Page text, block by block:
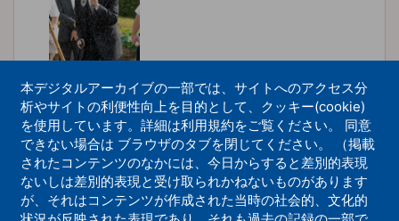
学林創設60周年記念式典ならびに学林合同入林
式 庭野日鑛2代会長 法話
写真
本デジタルアーカイブの一部では、サイトへのアクセス分
析やサイトの利便性向上を目的として、クッキー(cookie)
を使用しています。詳細は利用規約をご覧ください。 同意
できない場合は ブラウザのタブを閉じてください。 （掲載
されたコンテンツのなかには、今日からすると差別的表現
ないしは差別的表現と受け取られかねないものがあります
が、それはコンテンツが作成された当時の社会的、文化的